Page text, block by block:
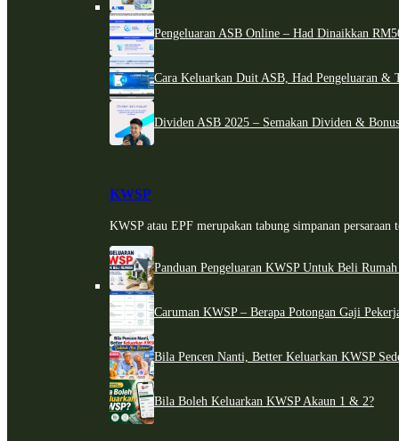
Pengeluaran ASB Online – Had Dinaikkan
Cara Keluarkan Duit ASB, Had Pengeluaran &
Dividen ASB 2025 – Semakan Dividen &
KWSP
KWSP atau EPF merupakan tabung simpanan persaraan
Panduan Pengeluaran KWSP Untuk Beli
Caruman KWSP – Berapa Potongan Gaji
Bila Pencen Nanti, Better Keluarkan KWSP
Bila Boleh Keluarkan KWSP Akaun 1 & 2?